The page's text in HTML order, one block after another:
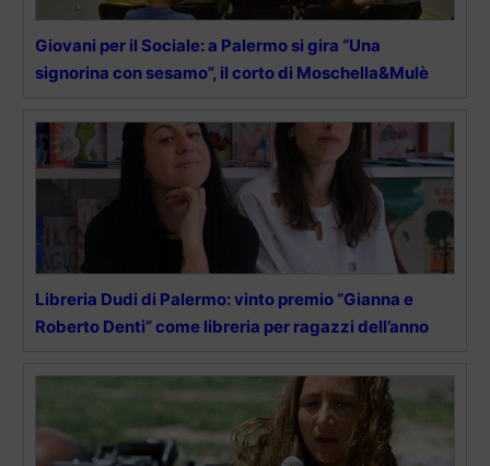
Giovani per il Sociale: a Palermo si gira “Una
signorina con sesamo”, il corto di Moschella&Mulè
Libreria Dudi di Palermo: vinto premio “Gianna e
Roberto Denti” come libreria per ragazzi dell’anno